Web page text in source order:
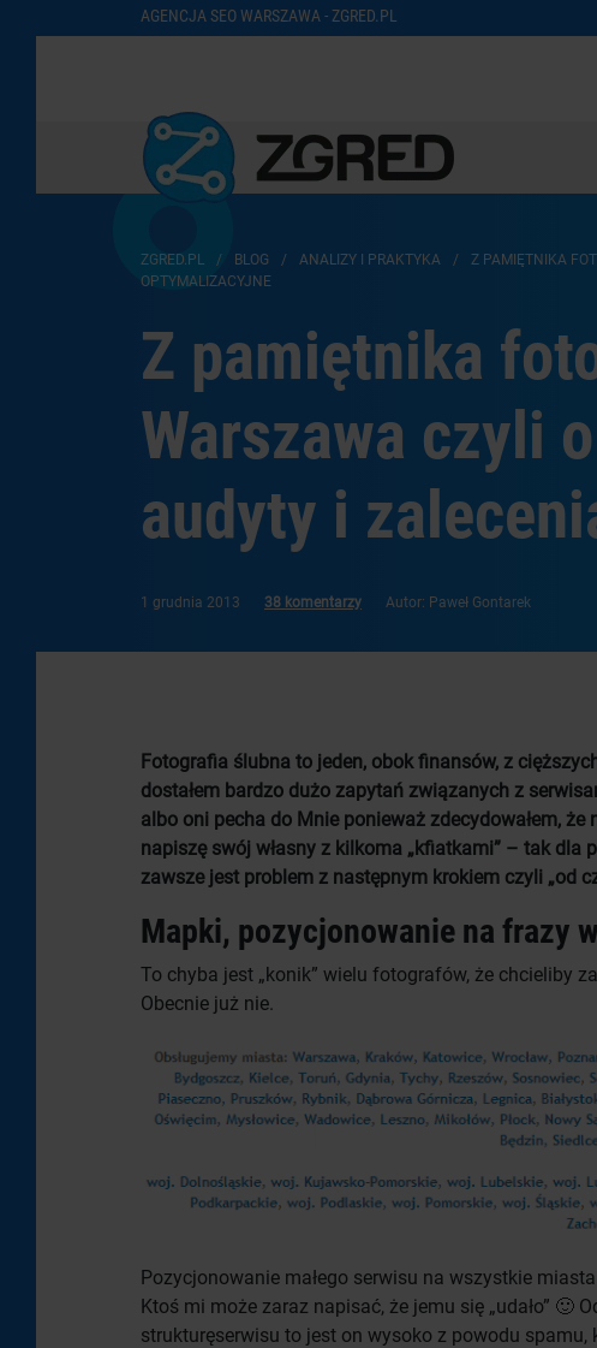
AGENCJA SEO WARSZAWA - ZGRED.PL
ZGRED.PL / BLOG / ANALIZY I PRAKTYKA /
Z PAMIĘTNIKA
OPTYMALIZACYJNE
Z pamiętnika
Warszawa czyli
audyty i
1 grudnia 2013 38 komentarzy Autor: Paweł Gontarek
Fotografia ślubna to jeden, obok finansów, z
dostałem bardzo dużo zapytań związanych z
albo oni pecha do Mnie ponieważ zdecydowałem,
napiszę swój własny z kilkoma „kfiatkami” – tak
zawsze jest problem z następnym krokiem czyli „od
Mapki, pozycjonowanie na frazy
To chyba jest „konik” wielu fotografów, że chcieliby
Obecnie już nie.
Pozycjonowanie małego serwisu na wszystkie
Ktoś mi może zaraz napisać, że jemu się „udało” 🙂
strukturęserwisu to jest on wysoko z powodu spamu,